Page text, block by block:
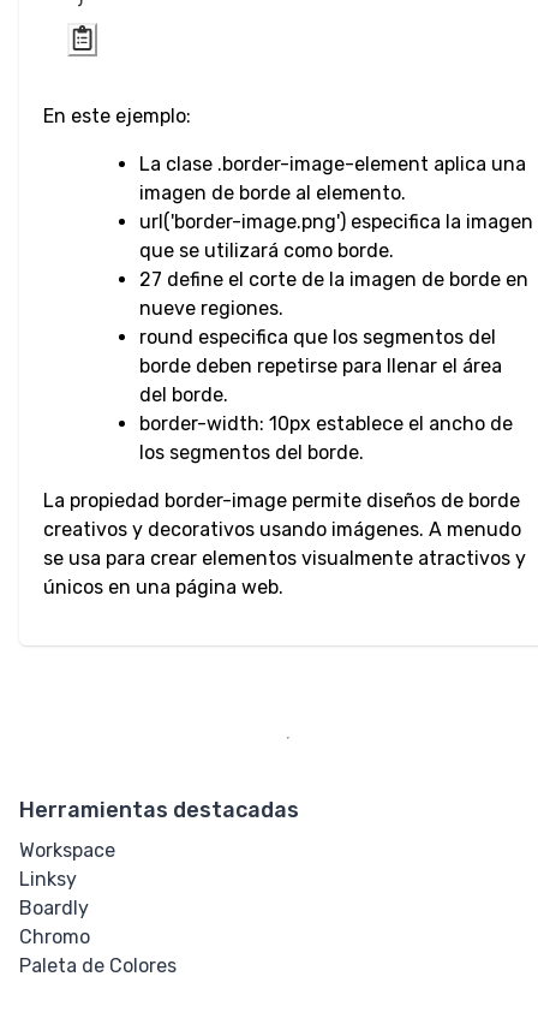
Electrónico
Entrada de
Numérica
Entrada de
Contraseña
Entrada de
Entrada de
Búsqueda
Entrada de
Entrada de URL
Media
Audio
En este ejemplo:
La clase .border-image-element aplica una
imagen de borde al elemento.
url('border-image.png') especifica la imagen
que se utilizará como borde.
27 define el corte de la imagen de borde en
nueve regiones.
round especifica que los segmentos del
borde deben repetirse para llenar el área
del borde.
border-width: 10px establece el ancho de
los segmentos del borde.
La propiedad border-image permite diseños de borde
creativos y decorativos usando imágenes. A menudo
se usa para crear elementos visualmente atractivos y
únicos en una página web.
Herramientas destacadas
Workspace
Linksy
Boardly
Chromo
Paleta de Colores